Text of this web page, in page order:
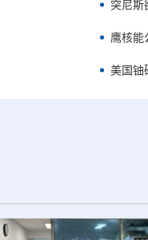
突尼斯
鹰核能
美国铀